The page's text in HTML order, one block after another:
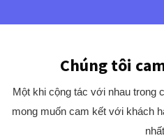
Chúng tôi
Một khi cộng tác với nhau trong
mong muốn cam kết với khách